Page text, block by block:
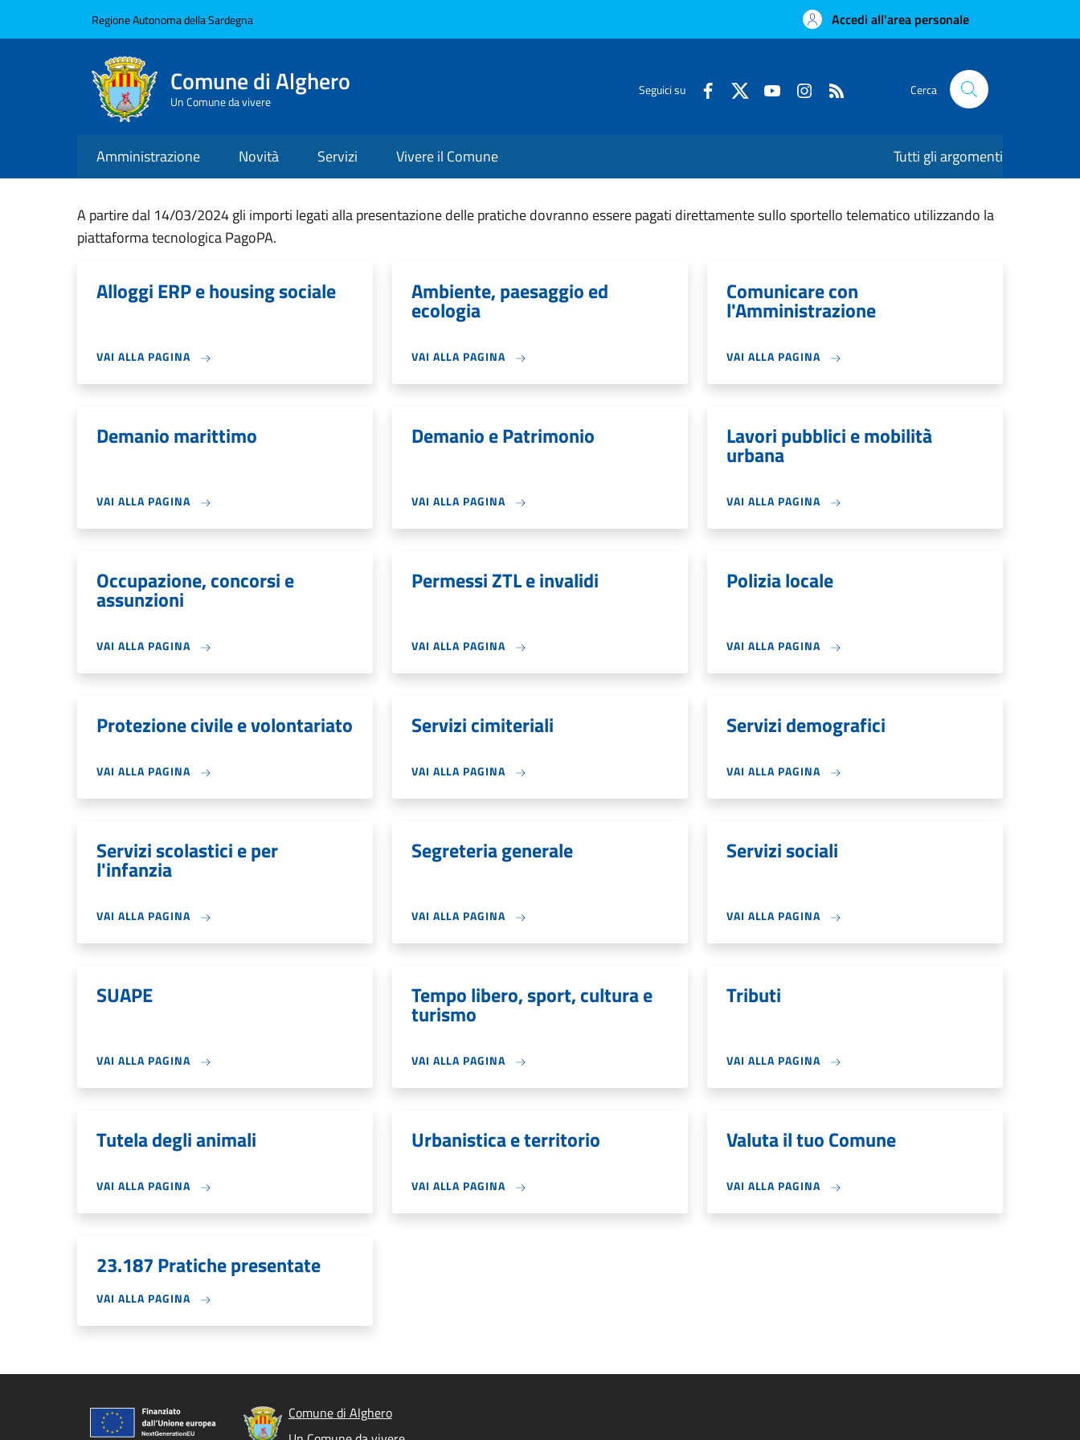
Regione Autonoma della Sardegna Accedi all'area personale
Comune di Alghero
Un Comune da vivere
Seguici su Cerca
Amministrazione Novità Servizi Vivere il Comune Tutti gli argomenti
A partire dal 14/03/2024 gli importi legati alla presentazione delle pratiche dovranno essere pagati direttamente sullo sportello telematico utilizzando la
piattaforma tecnologica PagoPA.
Alloggi ERP e housing sociale
VAI ALLA PAGINA
Ambiente, paesaggio ed
ecologia
VAI ALLA PAGINA
Comunicare con
l'Amministrazione
VAI ALLA PAGINA
Demanio marittimo
VAI ALLA PAGINA
Demanio e Patrimonio
VAI ALLA PAGINA
Lavori pubblici e mobilità
urbana
VAI ALLA PAGINA
Occupazione, concorsi e
assunzioni
VAI ALLA PAGINA
Permessi ZTL e invalidi
VAI ALLA PAGINA
Polizia locale
VAI ALLA PAGINA
Protezione civile e volontariato
VAI ALLA PAGINA
Servizi cimiteriali
VAI ALLA PAGINA
Servizi demografici
VAI ALLA PAGINA
Servizi scolastici e per
l'infanzia
VAI ALLA PAGINA
Segreteria generale
VAI ALLA PAGINA
Servizi sociali
VAI ALLA PAGINA
SUAPE
VAI ALLA PAGINA
Tempo libero, sport, cultura e
turismo
VAI ALLA PAGINA
Tributi
VAI ALLA PAGINA
Tutela degli animali
VAI ALLA PAGINA
Urbanistica e territorio
VAI ALLA PAGINA
Valuta il tuo Comune
VAI ALLA PAGINA
23.187 Pratiche presentate
VAI ALLA PAGINA
Comune di Alghero